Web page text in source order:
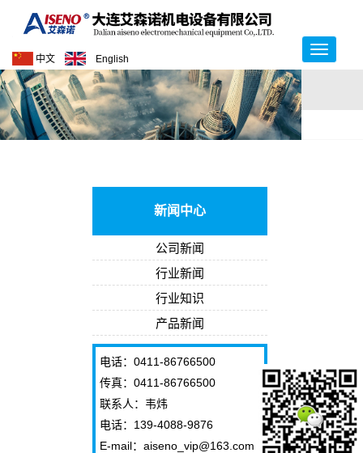
中文 English
新闻中心
公司新闻
行业新闻
行业知识
产品新闻
电话：0411-86766500
传真：0411-86766500
联系人：韦炜
电话：139-4088-9876
E-mail：aiseno_vip@163.com